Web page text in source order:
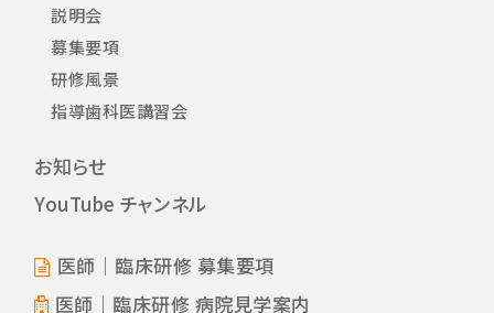
説明会
募集要項
研修風景
指導歯科医講習会
お知らせ
YouTube チャンネル
医師｜臨床研修 募集要項
医師｜臨床研修 病院見学案内